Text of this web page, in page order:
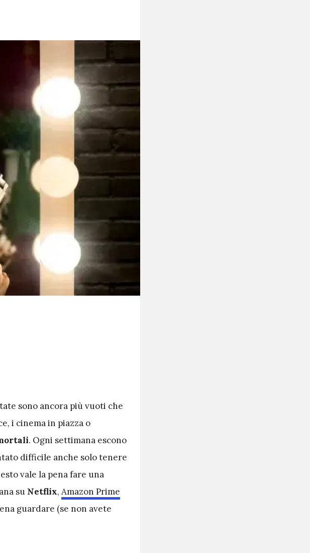
sono ancora più vuoti che
i cinema in piazza o
. Ogni settimana escono
difficile anche solo tenere
vale la pena fare una
su Netflix, Amazon Prime
guardare (se non avete